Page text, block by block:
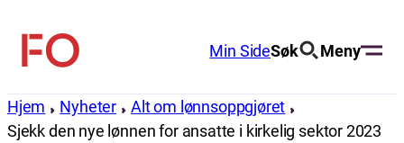
innhold
FO
Min SideSøk Meny
Hjem Nyheter
Alt om lønnsoppgjøret
Sjekk den nye lønnen for ansatte i kirkelig sektor 2023